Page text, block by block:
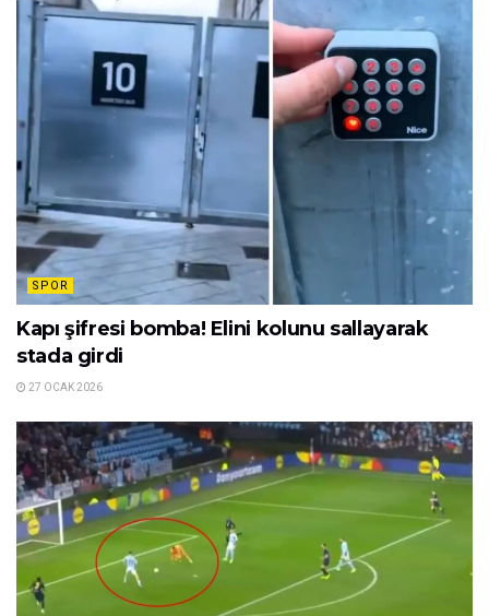
SPOR
Kapı şifresi bomba! Elini kolunu sallayarak
stada girdi
27 OCAK 2026